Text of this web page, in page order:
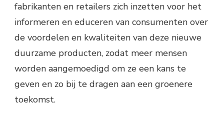
fabrikanten en retailers zich inzetten voor het
informeren en educeren van consumenten over
de voordelen en kwaliteiten van deze nieuwe
duurzame producten, zodat meer mensen
worden aangemoedigd om ze een kans te
geven en zo bij te dragen aan een groenere
toekomst.